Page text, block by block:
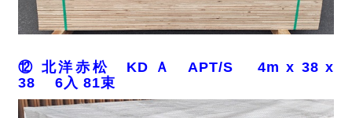
⑫ 北洋赤松 KD Ａ APT/S 4m x 38 x
38 6入 81束